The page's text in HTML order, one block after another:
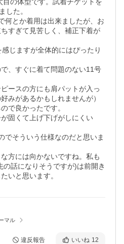
した。
何とか着用は出来ましたが、お
すぎて見苦しく、補正下着が
じますが全体的にはぴったり
、すぐに着て問題のない11号
ースの方にも肩パットが入っ
みがあるかもしれませんが）
で良かったです。
固くて上げ下げがしにくい
でそういう仕様なのだと思いま
方には向かないですね。私も
の話になりそうですが)は前開き
いと思います。
マル
違反報告 いいね 12